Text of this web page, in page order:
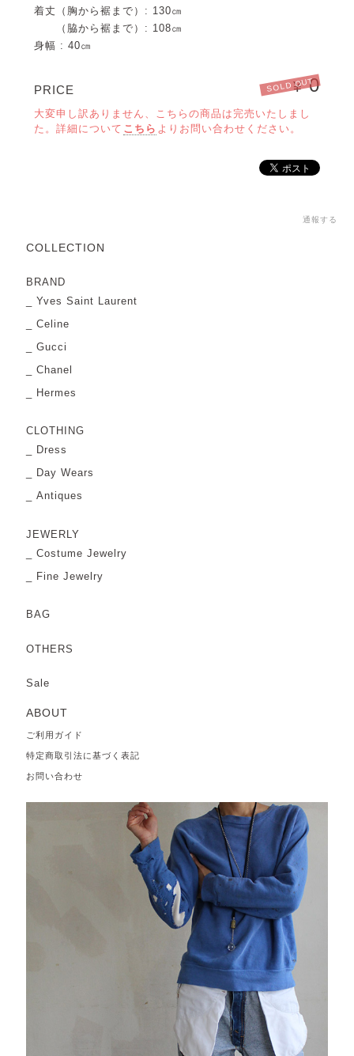
着丈（胸から裾まで）: 130㎝
（脇から裾まで）: 108㎝
身幅 : 40㎝
PRICE ¥0
SOLD OUT
大変申し訳ありません、こちらの商品は完売いたしまし
た。詳細について こちら よりお問い合わせください。
通報する
COLLECTION
BRAND
Yves Saint Laurent
Celine
Gucci
Chanel
Hermes
CLOTHING
Dress
Day Wears
Antiques
JEWERLY
Costume Jewelry
Fine Jewelry
BAG
OTHERS
Sale
ABOUT
ご利用ガイド
特定商取引法に基づく表記
お問い合わせ